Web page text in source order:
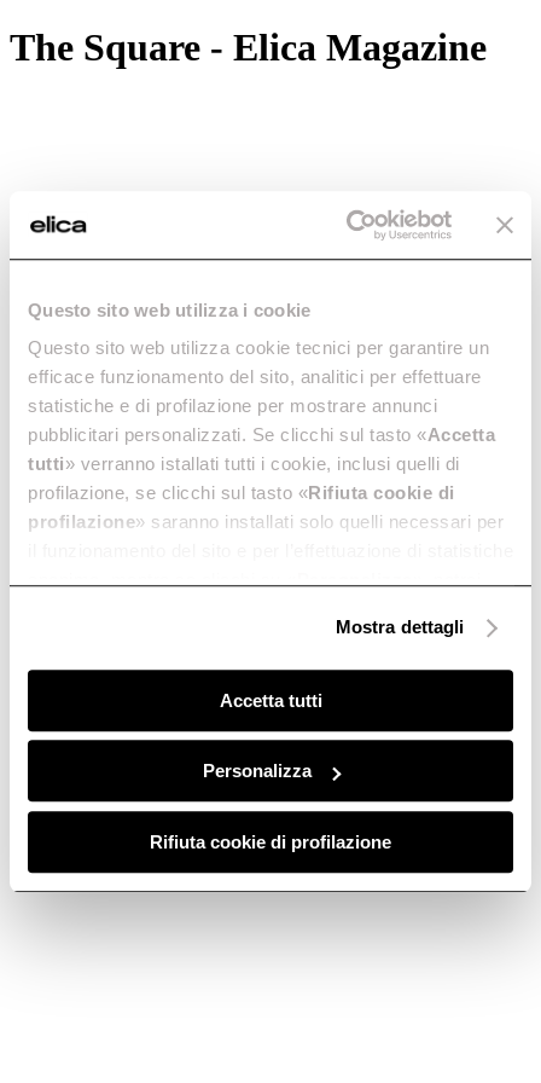
Questo sito web utilizza i cookie
Questo sito web utilizza cookie tecnici per garantire un
efficace funzionamento del sito, analitici per effettuare
statistiche e di profilazione per mostrare annunci
pubblicitari personalizzati. Se clicchi sul tasto «Accetta
tutti» verranno istallati tutti i cookie, inclusi quelli di
profilazione, se clicchi sul tasto «Rifiuta cookie di
profilazione» saranno installati solo quelli necessari per
Clicca quiper visualizzare la cookie policy.
Mostra dettagli
Accetta tutti
Personalizza
Rifiuta cookie di profilazione
The Square - Elica Magazine